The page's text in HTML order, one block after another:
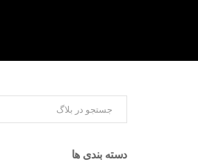
دسته بندی ها